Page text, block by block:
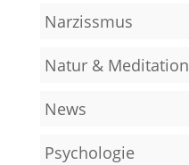
Narzissmus
Natur & Meditation
News
Psychologie